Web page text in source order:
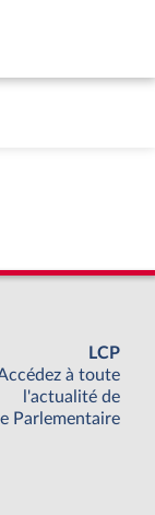
LCP
à toute
l'actualité de
Parlementaire